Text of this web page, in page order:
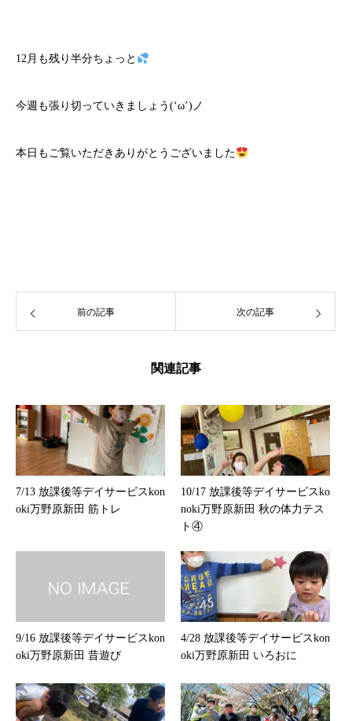
12月も残り半分ちょっと
今週も張り切っていきましょう(‘ω’)ノ
本日もご覧いただきありがとうございました
前の記事 次の記事
関連記事
7/13 放課後等デイサービスkon
oki万野原新田 筋トレ
10/17 放課後等デイサービスko
noki万野原新田 秋の体力テス
ト④
9/16 放課後等デイサービスkon
oki万野原新田 昔遊び
4/28 放課後等デイサービスkon
oki万野原新田 いろおに